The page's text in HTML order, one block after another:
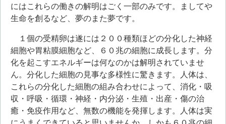
にはこれらの働きの解明はごく一部のみです。ましてや
生命を創るなど、夢のまた夢です。
１個の受精卵は遂には２００種類ほどの分化した神経
細胞や胃粘膜細胞など、６０兆の細胞に成長します。分
化を起こすエネルギーは何なのかは解明されていませ
ん。分化した細胞の見事な多様性に驚きます。人体は、
これらの分化した細胞の組み合わせによって、消化・吸
収・呼吸・循環・神経・内分泌・生殖・出産・傷の治
癒・免疫作用など、無数の機能を発揮します。人体は実